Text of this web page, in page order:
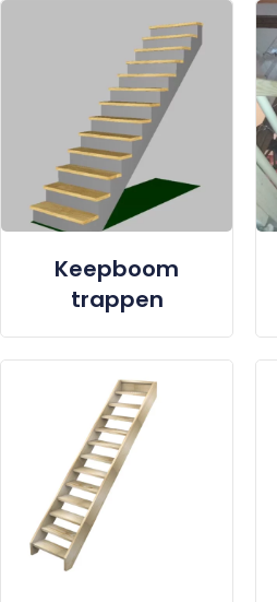
Keepboom
trappen